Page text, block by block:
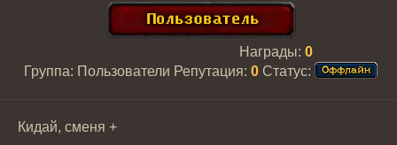
Группа: Пользователи
Награды: 0
Репутация: 0 Статус:
Кидай, сменя +